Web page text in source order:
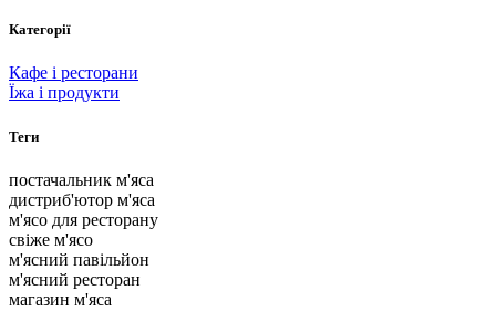
Категорії
Кафе і ресторани
Їжа і продукти
Теги
постачальник м'яса
дистриб'ютор м'яса
м'ясо для ресторану
свіже м'ясо
м'ясний павільйон
м'ясний ресторан
магазин м'яса